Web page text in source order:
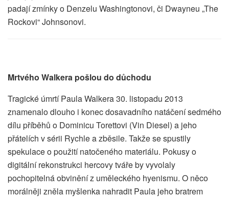
padají zmínky o Denzelu Washingtonovi, či Dwayneu „The
Rockovi“ Johnsonovi.
Mrtvého Walkera pošlou do důchodu
Tragické úmrtí Paula Walkera 30. listopadu 2013
znamenalo dlouho i konec dosavadního natáčení sedmého
dílu příběhů o Dominicu Torettovi (Vin Diesel) a jeho
přátelích v sérii Rychle a zběsile. Takže se spustily
spekulace o použití natočeného materiálu. Pokusy o
digitální rekonstrukci hercovy tváře by vyvolaly
pochopitelná obvinění z uměleckého hyenismu. O něco
morálněji zněla myšlenka nahradit Paula jeho bratrem